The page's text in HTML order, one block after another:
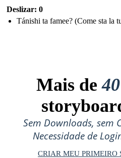
Deslizar: 0
Tánishi ta famee? (Come sta la
Mais de
Sem Downloads, sem
Necessidade de
CRIAR MEU PRIMEIRO